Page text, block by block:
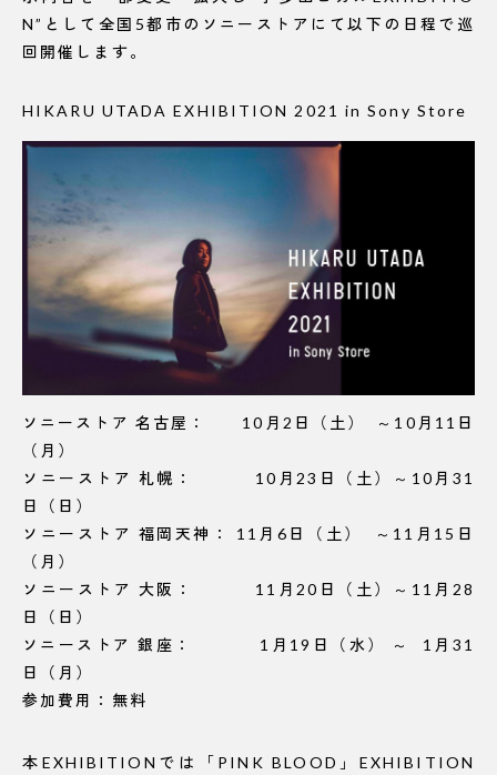
N”として全国5都市のソニーストアにて以下の日程で巡
回開催します。
HIKARU UTADA EXHIBITION 2021 in Sony Store
ソニーストア 名古屋： 10月2日（土） ～10月11日
（月）
ソニーストア 札幌： 10月23日（土）～10月31
日（日）
ソニーストア 福岡天神： 11月6日（土） ～11月15日
（月）
ソニーストア 大阪： 11月20日（土）～11月28
日（日）
ソニーストア 銀座： 1月19日（水） ～ 1月31
日（月）
参加費用：無料
本EXHIBITIONでは「PINK BLOOD」EXHIBITION